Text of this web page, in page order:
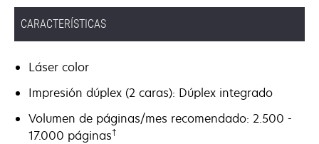
CARACTERÍSTICAS
Láser color
Impresión dúplex (2 caras): Dúplex integrado
Volumen de páginas/mes recomendado: 2.500 -
17.000 páginas†